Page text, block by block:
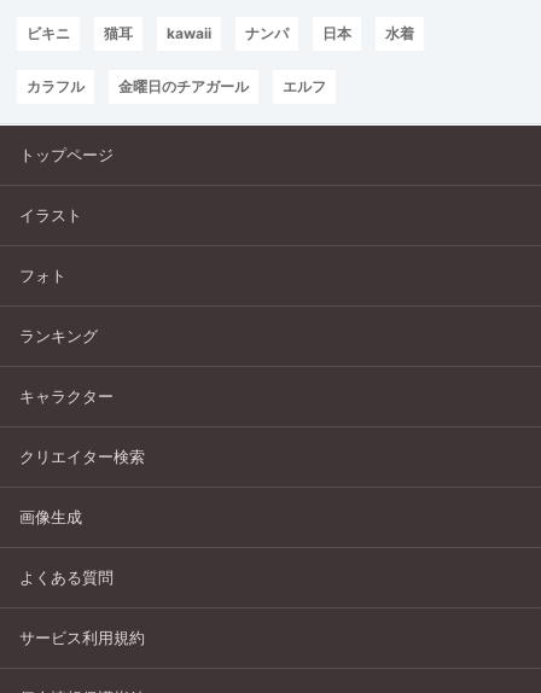
ビキニ 猫耳 kawaii ナンパ 日本 水着
カラフル 金曜日のチアガール エルフ
トップページ
イラスト
フォト
ランキング
キャラクター
クリエイター検索
画像生成
よくある質問
サービス利用規約